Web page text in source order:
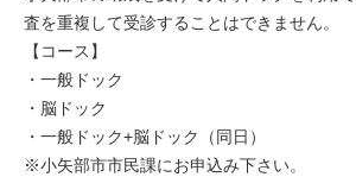
査を重複して受診することはできません。
【コース】
・一般ドック
・脳ドック
・一般ドック+脳ドック（同日）
※小矢部市市民課にお申込み下さい。